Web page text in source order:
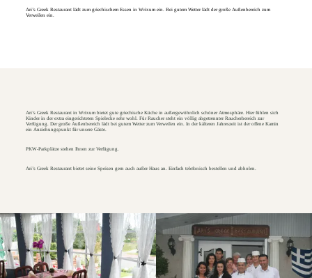
Ari’s Greek Restaurant lädt zum griechischem Essen in Wrixum ein. Bei gutem Wetter lädt der große Außenbereich zum
Verweilen ein.
Ari’s Greek Restaurant in Wrixum bietet gute griechische Küche in außergewöhnlich schöner Atmosphäre. Hier fühlen sich
Kinder in der extra eingerichteten Spielecke sehr wohl. Für Raucher steht ein völlig abgetrennter Raucherbereich zur
Verfügung. Der große Außenbereich lädt bei gutem Wetter zum Verweilen ein. In der kälteren Jahreszeit ist der offene Kamin
ein Anziehungspunkt für unsere Gäste.
PKW-Parkplätze stehen Ihnen zur Verfügung.
Ari’s Greek Restaurant bietet seine Speisen gern auch außer Haus an. Einfach telefonisch bestellen und abholen.